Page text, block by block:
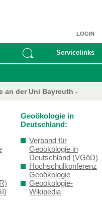
LOGIN
Servicelinks
an der Uni Bayreuth -
Geoökologie in
Deutschland:
Verband für
Geoökologie in
Deutschland (VGöD)
Hochschulkonferenz
Geoökologie
Geoökologie-
Wikipedia